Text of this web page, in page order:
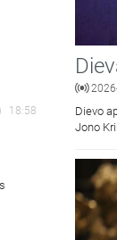
18:58
Dievo
Jono